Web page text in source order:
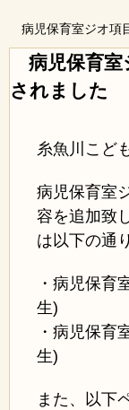
病児保育室ジオ項
病児保育室
されました
糸魚川こど
病児保育室
容を追加致
は以下の通
・病児保育
生)
・病児保育
生)
また、以下